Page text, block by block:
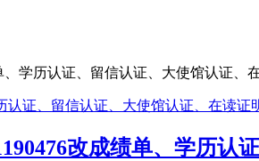
学历认证、留信认证、大使馆认证、
改成绩单、学历